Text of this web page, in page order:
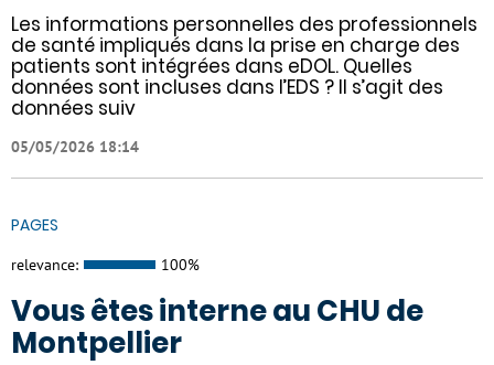
Les informations personnelles des professionnels
de santé impliqués dans la prise en charge des
patients sont intégrées dans eDOL. Quelles
données sont incluses dans l’EDS ? Il s’agit des
données suiv
05/05/2026 18:14
PAGES
relevance: 100%
Vous êtes interne au CHU de
Montpellier